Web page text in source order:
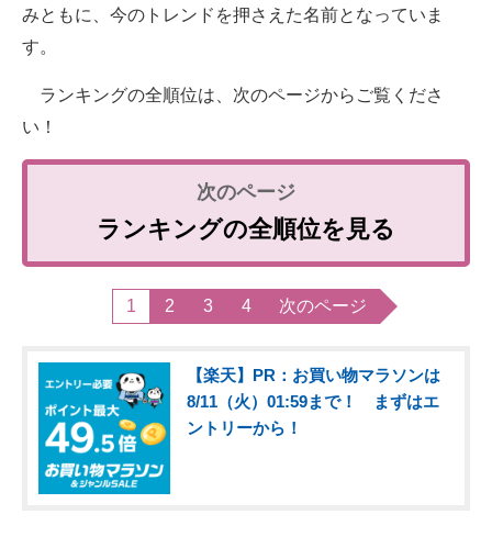
みともに、今のトレンドを押さえた名前となっていま
す。
ランキングの全順位は、次のページからご覧くださ
い！
ランキングの全順位を見る
1 2 3 4 次のページ
【楽天】PR：お買い物マラソンは
8/11（火）01:59まで！ まずはエ
ントリーから！